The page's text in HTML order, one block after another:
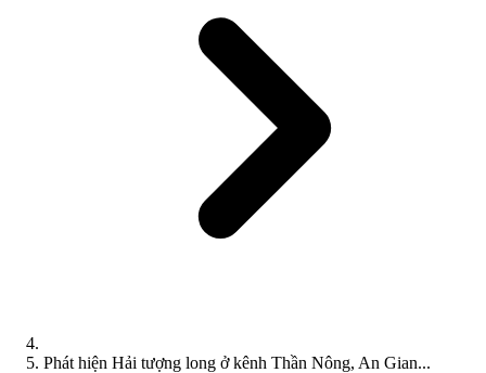
Phát hiện Hải tượng long ở kênh Thần Nông, An Gian...